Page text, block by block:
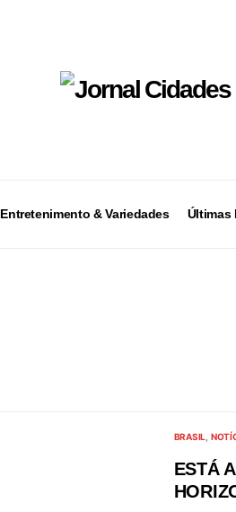
Entretenimento & Variedades Últimas
BRASIL
ESTÁ